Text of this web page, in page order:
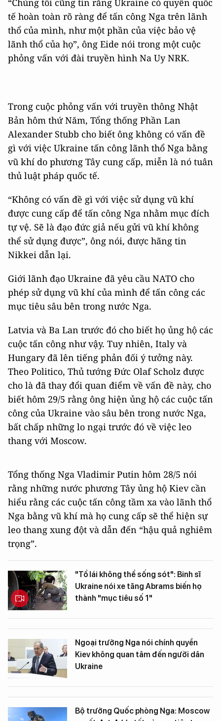
“Chúng tôi cũng tin rằng Ukraine có quyền quốc
tế hoàn toàn rõ ràng để tấn công Nga trên lãnh
thổ của mình, như một phần của việc bảo vệ
lãnh thổ của họ”, ông Eide nói trong một cuộc
phỏng vấn với đài truyền hình Na Uy NRK.
Trong cuộc phỏng vấn với truyền thông Nhật
Bản hôm thứ Năm, Tổng thống Phần Lan
Alexander Stubb cho biết ông không có vấn đề
gì với việc Ukraine tấn công lãnh thổ Nga bằng
vũ khí do phương Tây cung cấp, miễn là nó tuân
thủ luật pháp quốc tế.
“Không có vấn đề gì với việc sử dụng vũ khí
được cung cấp để tấn công Nga nhằm mục đích
tự vệ. Sẽ là đạo đức giả nếu gửi vũ khí không
thể sử dụng được”, ông nói, được hãng tin
Nikkei dẫn lại.
Giới lãnh đạo Ukraine đã yêu cầu NATO cho
phép sử dụng vũ khí của mình để tấn công các
mục tiêu sâu bên trong nước Nga.
Latvia và Ba Lan trước đó cho biết họ ủng hộ các
cuộc tấn công như vậy. Tuy nhiên, Italy và
Hungary đã lên tiếng phản đối ý tưởng này.
Theo Politico, Thủ tướng Đức Olaf Scholz được
cho là đã thay đổi quan điểm về vấn đề này, cho
biết hôm 29/5 rằng ông hiện ủng hộ các cuộc tấn
công của Ukraine vào sâu bên trong nước Nga,
bất chấp những lo ngại trước đó về việc leo
thang với Moscow.
Tổng thống Nga Vladimir Putin hôm 28/5 nói
rằng những nước phương Tây ủng hộ Kiev cần
hiểu rằng các cuộc tấn công tầm xa vào lãnh thổ
Nga bằng vũ khí mà họ cung cấp sẽ thể hiện sự
leo thang xung đột và dẫn đến “hậu quả nghiêm
trọng”.
"Tổ lái không thể sống sót": Binh sĩ
Ukraine nói xe tăng Abrams biến họ
thành "mục tiêu số 1"
Ngoại trưởng Nga nói chính quyền
Kiev không quan tâm đến người dân
Ukraine
Bộ trưởng Quốc phòng Nga: Moscow